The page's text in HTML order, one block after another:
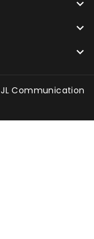



JL Communication